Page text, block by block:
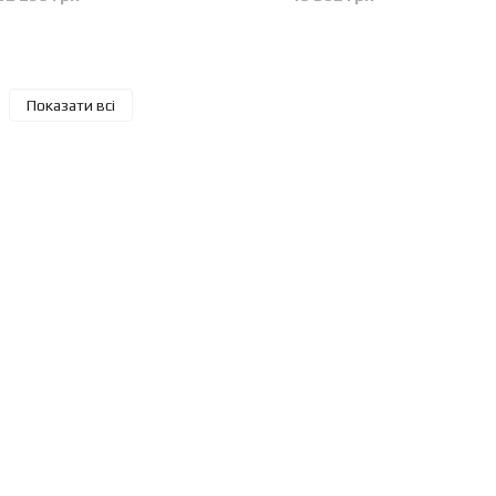
Показати всі